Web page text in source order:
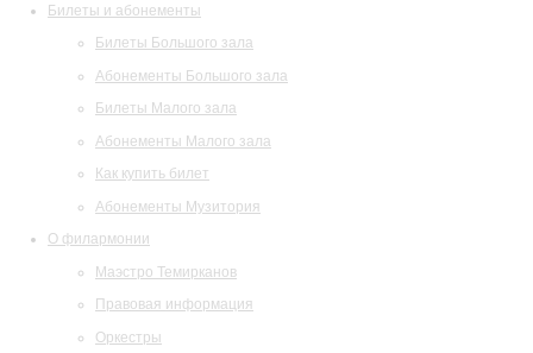
Билеты и абонементы
Билеты Большого зала
Абонементы Большого зала
Билеты Малого зала
Абонементы Малого зала
Как купить билет
Абонементы Музитория
О филармонии
Маэстро Темирканов
Правовая информация
Оркестры